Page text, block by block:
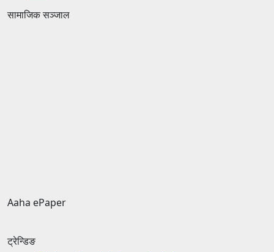
सामाजिक सञ्जाल
Aaha ePaper
ट्रेन्डिङ